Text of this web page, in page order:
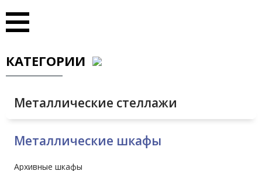
КАТЕГОРИИ
Металлические стеллажи
Металлические шкафы
Архивные шкафы